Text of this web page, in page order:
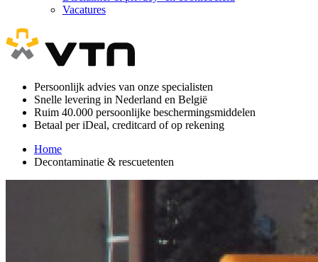
Vacatures
Persoonlijk advies van onze specialisten
Snelle levering in Nederland en België
Ruim 40.000 persoonlijke beschermingsmiddelen
Betaal per iDeal, creditcard of op rekening
Home
Decontaminatie & rescuetenten